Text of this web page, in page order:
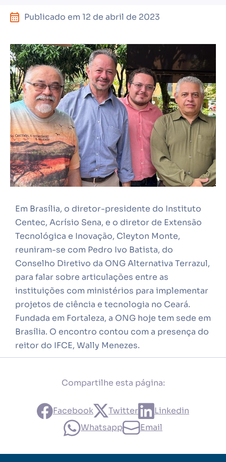
Publicado em 12 de abril de 2023
Em Brasília, o diretor-presidente do Instituto
Centec, Acrísio Sena, e o diretor de Extensão
Tecnológica e Inovação, Cleyton Monte,
reuniram-se com Pedro Ivo Batista, do
Conselho Diretivo da ONG Alternativa Terrazul,
para falar sobre articulações entre as
instituições com ministérios para implementar
projetos de ciência e tecnologia no Ceará.
Fundada em Fortaleza, a ONG hoje tem sede em
Brasília. O encontro contou com a presença do
reitor do IFCE, Wally Menezes.
Compartilhe esta página:
Facebook Twitter
Linkedin
Whatsapp
Email